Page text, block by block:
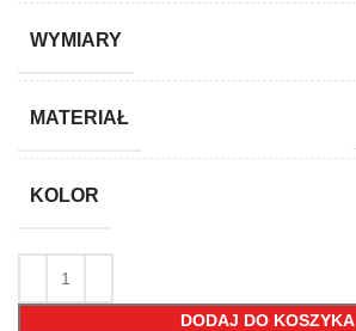
WYMIARY
MATERIAŁ
KOLOR
DODAJ DO KOSZYKA